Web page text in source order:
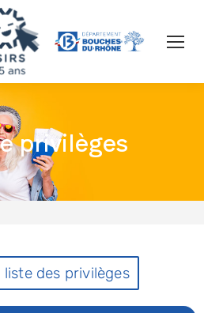
privilèges
liste des privilèges